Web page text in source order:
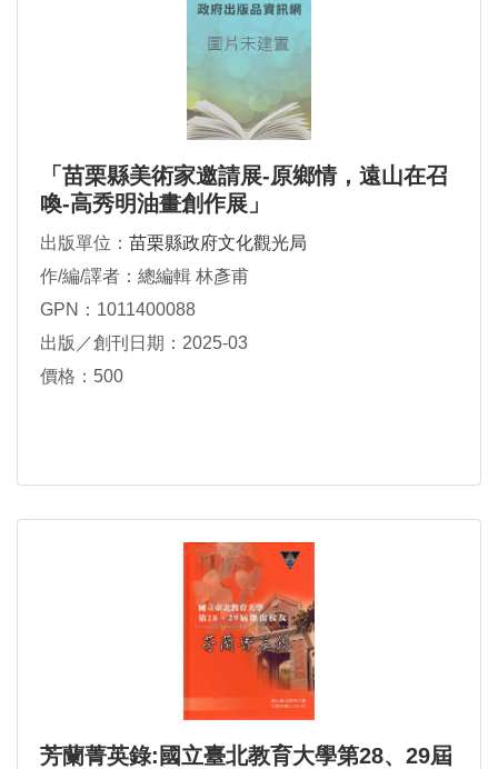
「苗栗縣美術家邀請展-原鄉情，遠山在召
喚-高秀明油畫創作展」
出版單位： 苗栗縣政府文化觀光局
作/編/譯者：總編輯 林彥甫
GPN：1011400088
出版／創刊日期：2025-03
價格：500
芳蘭菁英錄:國立臺北教育大學第28、29屆